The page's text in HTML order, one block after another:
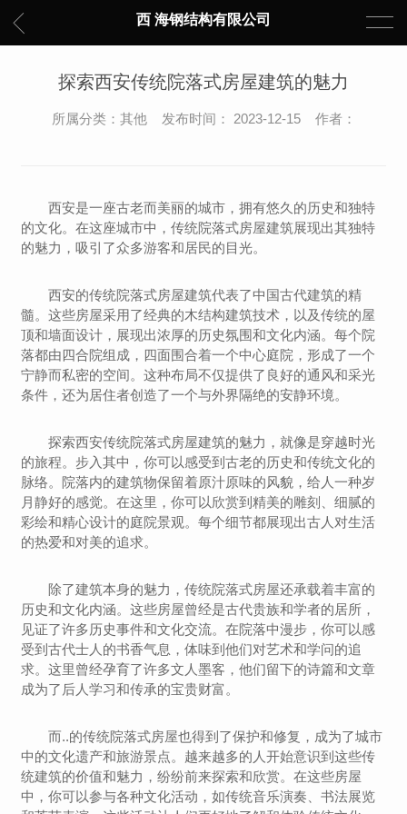
西 海钢结构有限公司
探索西安传统院落式房屋建筑的魅力
所属分类：其他 发布时间： 2023-12-15 作者：
西安是一座古老而美丽的城市，拥有悠久的历史和独特
的文化。在这座城市中，传统院落式房屋建筑展现出其独特
的魅力，吸引了众多游客和居民的目光。
西安的传统院落式房屋建筑代表了中国古代建筑的精
髓。这些房屋采用了经典的木结构建筑技术，以及传统的屋
顶和墙面设计，展现出浓厚的历史氛围和文化内涵。每个院
落都由四合院组成，四面围合着一个中心庭院，形成了一个
宁静而私密的空间。这种布局不仅提供了良好的通风和采光
条件，还为居住者创造了一个与外界隔绝的安静环境。
探索西安传统院落式房屋建筑的魅力，就像是穿越时光
的旅程。步入其中，你可以感受到古老的历史和传统文化的
脉络。院落内的建筑物保留着原汁原味的风貌，给人一种岁
月静好的感觉。在这里，你可以欣赏到精美的雕刻、细腻的
彩绘和精心设计的庭院景观。每个细节都展现出古人对生活
的热爱和对美的追求。
除了建筑本身的魅力，传统院落式房屋还承载着丰富的
历史和文化内涵。这些房屋曾经是古代贵族和学者的居所，
见证了许多历史事件和文化交流。在院落中漫步，你可以感
受到古代士人的书香气息，体味到他们对艺术和学问的追
求。这里曾经孕育了许多文人墨客，他们留下的诗篇和文章
成为了后人学习和传承的宝贵财富。
而..的传统院落式房屋也得到了保护和修复，成为了城市
中的文化遗产和旅游景点。越来越多的人开始意识到这些传
统建筑的价值和魅力，纷纷前来探索和欣赏。在这些房屋
中，你可以参与各种文化活动，如传统音乐演奏、书法展览